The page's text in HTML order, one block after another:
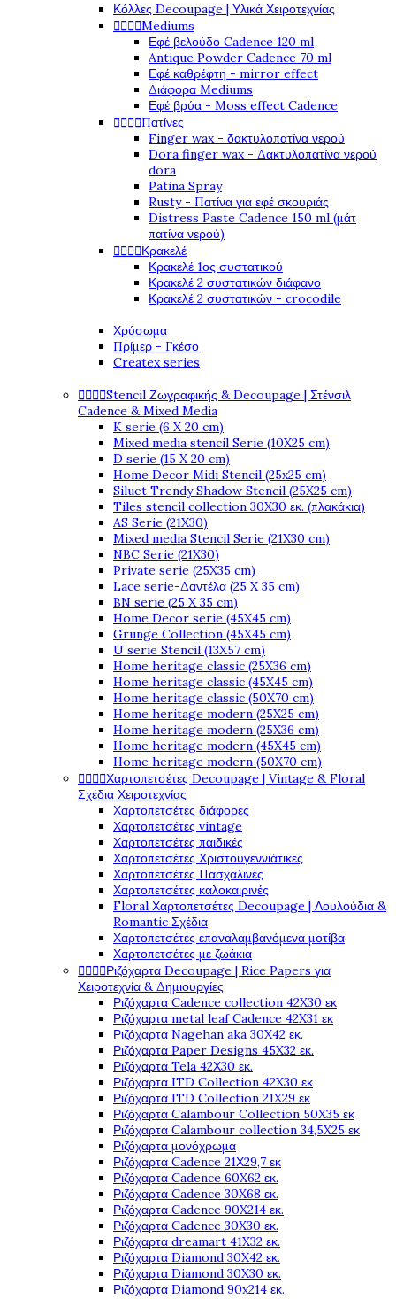
Κόλλες Decoupage | Υλικά Χειροτεχνίας
Mediums
Εφέ βελούδο Cadence 120 ml
Antique Powder Cadence 70 ml
Εφέ καθρέφτη - mirror effect
Διάφορα Mediums
Εφέ βρύα - Moss effect Cadence
Πατίνες
Finger wax - δακτυλοπατίνα νερού
Dora finger wax - Δακτυλοπατίνα νερού
dora
Patina Spray
Rusty - Πατίνα για εφέ σκουριάς
Distress Paste Cadence 150 ml (μάτ
πατίνα νερού)
Κρακελέ
Κρακελέ 1ος συστατικού
Κρακελέ 2 συστατικών διάφανο
Κρακελέ 2 συστατικών - crocodile
Χρύσωμα
Πρίμερ - Γκέσο
Createx series
Stencil Ζωγραφικής & Decoupage | Στένσιλ
Cadence & Mixed Media
K serie (6 X 20 cm)
Mixed media stencil Serie (10X25 cm)
D serie (15 X 20 cm)
Home Decor Midi Stencil (25x25 cm)
Siluet Trendy Shadow Stencil (25X25 cm)
Tiles stencil collection 30X30 εκ. (πλακάκια)
AS Serie (21X30)
Mixed media Stencil Serie (21X30 cm)
NBC Serie (21X30)
Private serie (25X35 cm)
Lace serie-Δαντέλα (25 X 35 cm)
BN serie (25 X 35 cm)
Home Decor serie (45X45 cm)
Grunge Collection (45X45 cm)
U serie Stencil (13X57 cm)
Home heritage classic (25X36 cm)
Home heritage classic (45X45 cm)
Home heritage classic (50X70 cm)
Home heritage modern (25X25 cm)
Home heritage modern (25X36 cm)
Home heritage modern (45X45 cm)
Home heritage modern (50X70 cm)
Χαρτοπετσέτες Decoupage | Vintage & Floral
Σχέδια Χειροτεχνίας
Χαρτοπετσέτες διάφορες
Χαρτοπετσέτες vintage
Χαρτοπετσέτες παιδικές
Χαρτοπετσέτες Χριστουγεννιάτικες
Χαρτοπετσέτες Πασχαλινές
Χαρτοπετσέτες καλοκαιρινές
Floral Χαρτοπετσέτες Decoupage | Λουλούδια &
Romantic Σχέδια
Χαρτοπετσέτες επαναλαμβανόμενα μοτίβα
Χαρτοπετσέτες με ζωάκια
Ριζόχαρτα Decoupage | Rice Papers για
Χειροτεχνία & Δημιουργίες
Ριζόχαρτα Cadence collection 42X30 εκ
Ριζόχαρτα metal leaf Cadence 42X31 εκ
Ριζόχαρτα Nagehan aka 30X42 εκ.
Ριζόχαρτα Paper Designs 45X32 εκ.
Ριζόχαρτα Tela 42Χ30 εκ.
Ριζόχαρτα ITD Collection 42X30 εκ
Ριζόχαρτα ITD Collection 21X29 εκ
Ριζόχαρτα Calambour Collection 50X35 εκ
Ριζόχαρτα Calambour collection 34,5X25 εκ
Ριζόχαρτα μονόχρωμα
Ριζόχαρτα Cadence 21Χ29,7 εκ
Ριζόχαρτα Cadence 60X62 εκ.
Ριζόχαρτα Cadence 30X68 εκ.
Ριζόχαρτα Cadence 90X214 εκ.
Ριζόχαρτα Cadence 30X30 εκ.
Ριζόχαρτα dreamart 41X32 εκ.
Ριζόχαρτα Diamond 30X42 εκ.
Ριζόχαρτα Diamond 30X30 εκ.
Ριζόχαρτα Diamond 90x214 εκ.